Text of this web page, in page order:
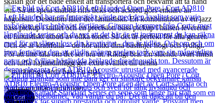
om. Så att spela snabba riffs licks och ackord görs enklare än
någonsin. Dessutom låter det fantastiskt. En kombination av en jazz
bass pickup i stallet och en precision bass pickup i halsen levererar
ett fantastiskt utbud av olika toner. Så det är perfekt för alla genrer.
Och de är kraftfulla – du hör alltid dina baslinjer högt och tydligt.
För att inte tala om det ser bra ut. Riktigt bra. En slående svart finish
och tuffa hajtandinlägg ger extra svalhet till denna
anmärkningsvärda bas. En stjäl.
Andra populära produkter
Cort